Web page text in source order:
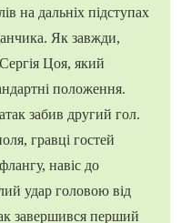
на дальніх підступах
Як завжди,
Цоя, який
положення.
забив другий гол.
гравці гостей
навіс до
удар головою від
завершився перший